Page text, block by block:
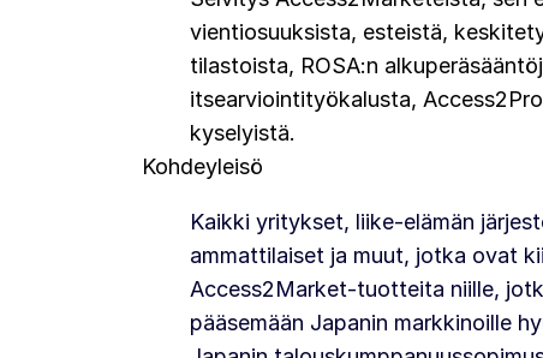
vientiosuuksista, esteistä,
tilastoista, ROSA:n
itsearviointityökalusta,
kyselyistä.
Kohdeyleisö
Kaikki yritykset, liike-elämän
ammattilaiset ja muut, jotka ovat
Access2Market-tuotteita niille,
pääsemään Japanin markkinoille